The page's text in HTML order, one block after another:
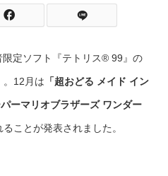
定ソフト『テトリス® 99』の
。12月は 「超おどる メイド イン
パーマリオブラザーズ ワンダー
ことが発表されました。